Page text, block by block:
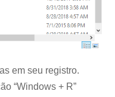
em seu registro.
“Windows + R”